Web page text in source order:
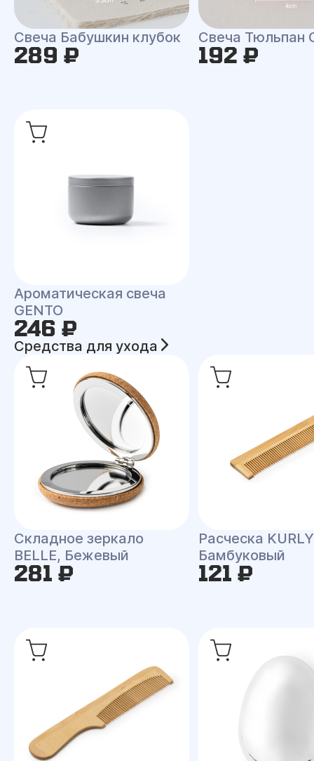
Свеча Бабушкин клубок
289 ₽
Свеча Тюльпан
192 ₽
Ароматическая свеча
GENTO
246 ₽
Средства для ухода
Складное зеркало
BELLE, Бежевый
281 ₽
Расческа
Бамбуковый
121 ₽